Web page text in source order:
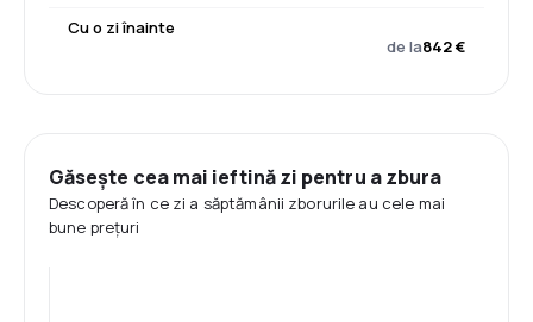
Cu o zi înainte
de la842 €
Găsește cea mai ieftină zi pentru a zbura
Descoperă în ce zi a săptămânii zborurile au cele mai
bune prețuri